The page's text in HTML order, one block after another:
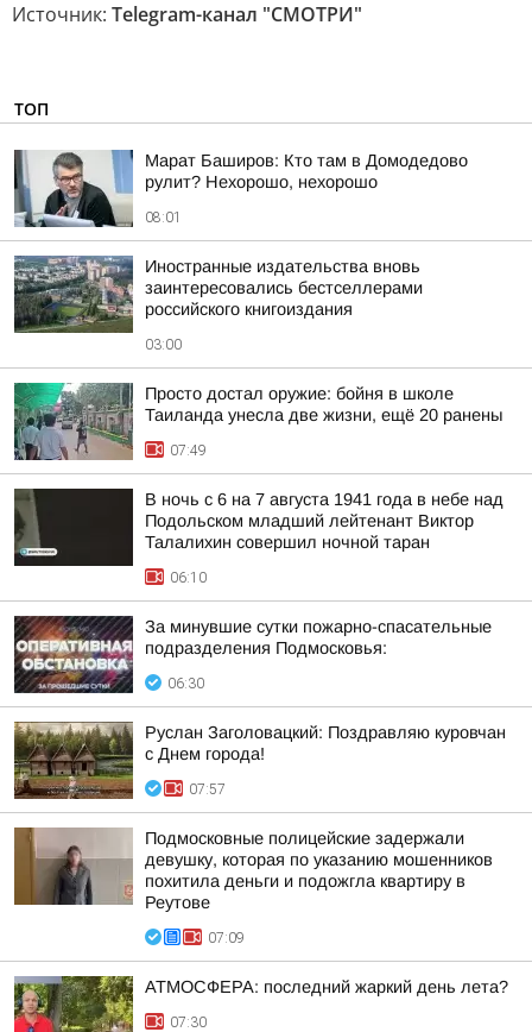
Источник: Telegram-канал "СМОТРИ"
ТОП
Марат Баширов: Кто там в Домодедово
рулит? Нехорошо, нехорошо
08:01
Иностранные издательства вновь
заинтересовались бестселлерами
российского книгоиздания
03:00
Просто достал оружие: бойня в школе
Таиланда унесла две жизни, ещё 20 ранены
07:49
В ночь с 6 на 7 августа 1941 года в небе над
Подольском младший лейтенант Виктор
Талалихин совершил ночной таран
06:10
За минувшие сутки пожарно-спасательные
подразделения Подмосковья:
06:30
Руслан Заголовацкий: Поздравляю куровчан
с Днем города!
07:57
Подмосковные полицейские задержали
девушку, которая по указанию мошенников
похитила деньги и подожгла квартиру в
Реутове
07:09
АТМОСФЕРА: последний жаркий день лета?
07:30